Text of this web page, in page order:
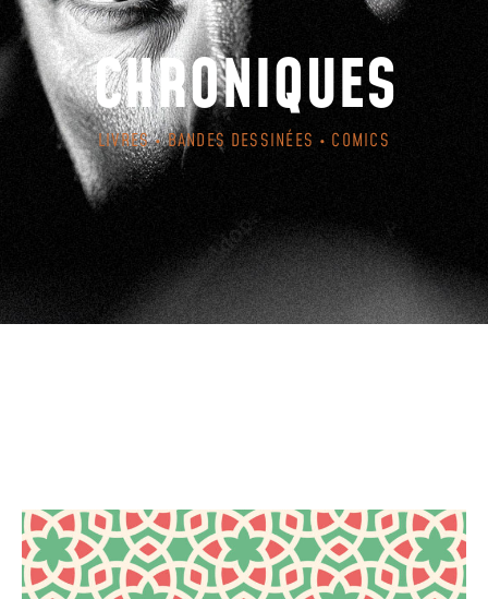
CHRONIQUES
LIVRES • BANDES DESSINÉES • COMICS